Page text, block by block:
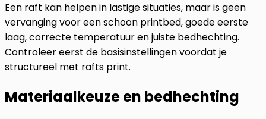
Een raft kan helpen in lastige situaties, maar is geen
vervanging voor een schoon printbed, goede eerste
laag, correcte temperatuur en juiste bedhechting.
Controleer eerst de basisinstellingen voordat je
structureel met rafts print.
Materiaalkeuze en bedhechting